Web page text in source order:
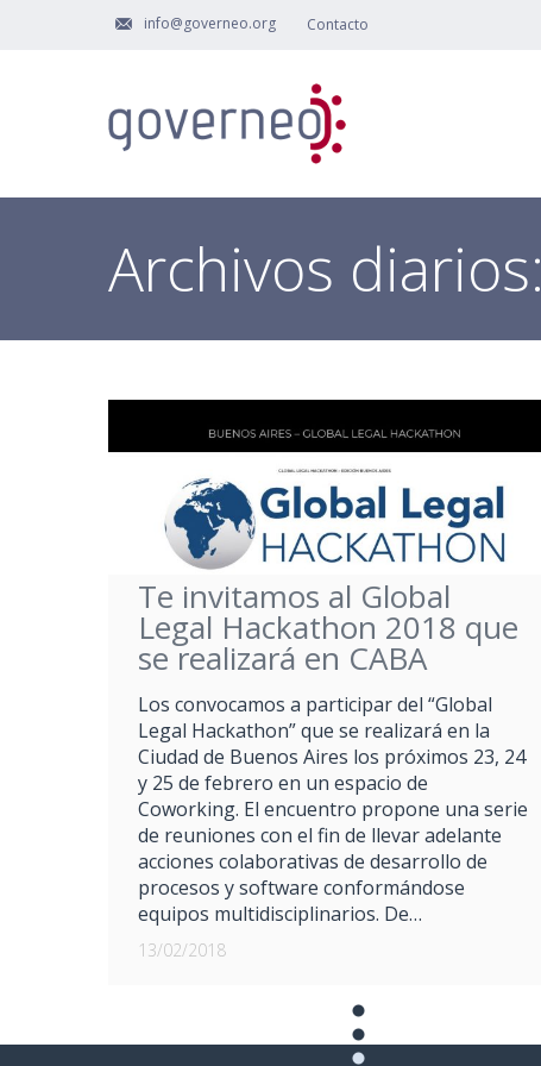
info@governeo.org Contacto
Archivos diarios:
Te invitamos al Global
Legal Hackathon 2018 que
se realizará en CABA
Los convocamos a participar del “Global
Legal Hackathon” que se realizará en la
Ciudad de Buenos Aires los próximos 23, 24
y 25 de febrero en un espacio de
Coworking. El encuentro propone una serie
de reuniones con el fin de llevar adelante
acciones colaborativas de desarrollo de
procesos y software conformándose
equipos multidisciplinarios. De…
13/02/2018